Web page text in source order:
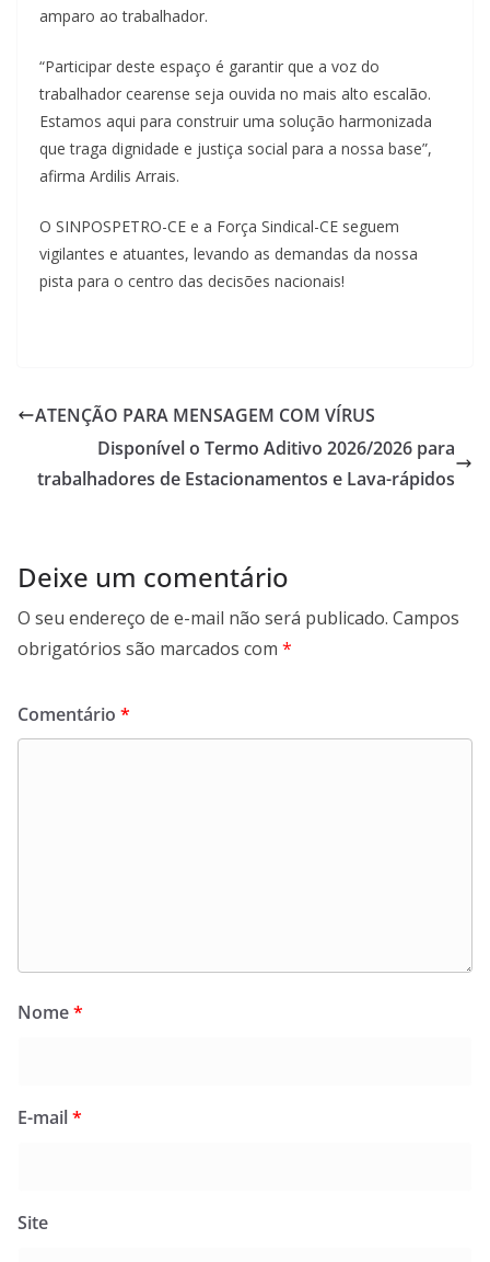
amparo ao trabalhador.
“Participar deste espaço é garantir que a voz do
trabalhador cearense seja ouvida no mais alto escalão.
Estamos aqui para construir uma solução harmonizada
que traga dignidade e justiça social para a nossa base”,
afirma Ardilis Arrais.
O SINPOSPETRO-CE e a Força Sindical-CE seguem
vigilantes e atuantes, levando as demandas da nossa
pista para o centro das decisões nacionais!
ATENÇÃO PARA MENSAGEM COM VÍRUS
Disponível o Termo Aditivo 2026/2026 para
trabalhadores de Estacionamentos e Lava-rápidos
Deixe um comentário
O seu endereço de e-mail não será publicado. Campos
obrigatórios são marcados com *
Comentário *
Nome*
E-mail*
Site